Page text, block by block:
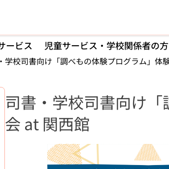
ービス 児童サービス・学校関係者の方
学校司書向け「調べもの体験プログラム」体
司書・学校司書向け
会 at 関西館